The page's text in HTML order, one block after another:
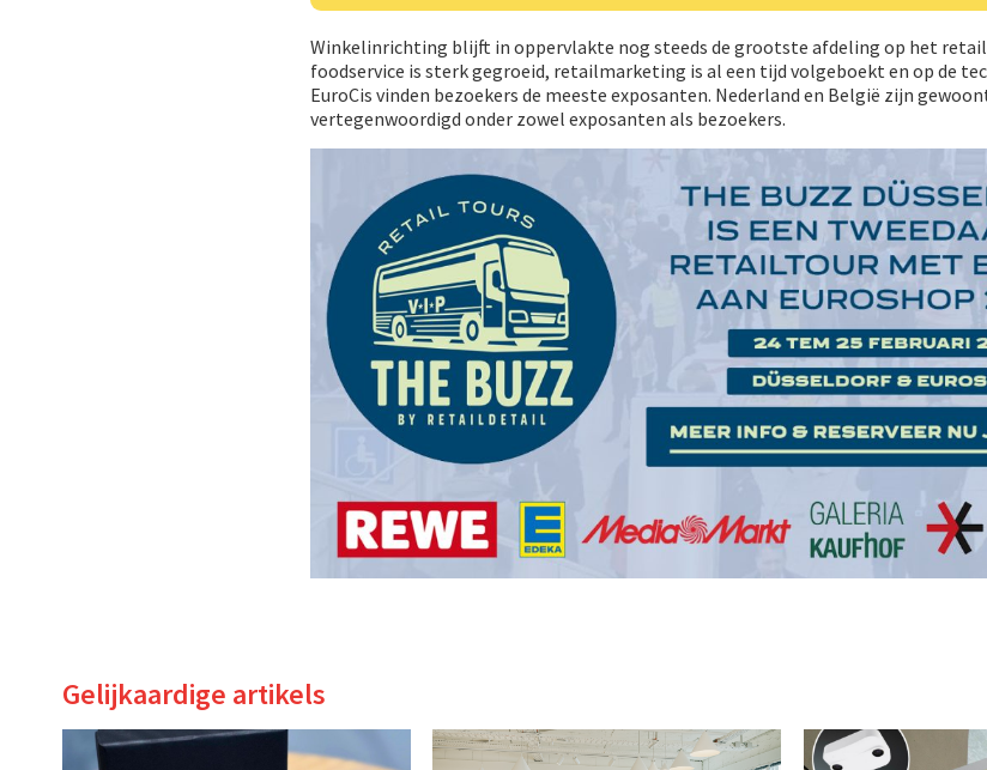
Winkelinrichting blijft in oppervlakte nog steeds de grootste afdeling op het
foodservice is sterk gegroeid, retailmarketing is al een tijd volgeboekt en op de
EuroCis vinden bezoekers de meeste exposanten. Nederland en België zijn
vertegenwoordigd onder zowel exposanten als bezoekers.
Gelijkaardige artikels